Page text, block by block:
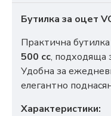
Бутилка за оцет
Практична
500 cc, подходяща
Удобна за
елегантно
Характеристики: